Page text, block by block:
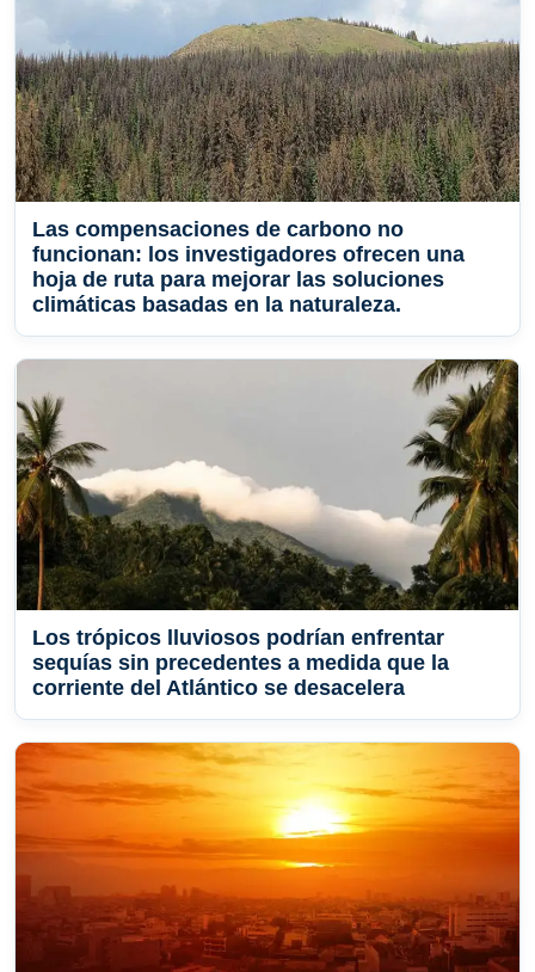
Las compensaciones de carbono no
funcionan: los investigadores ofrecen una
hoja de ruta para mejorar las soluciones
climáticas basadas en la naturaleza.
Los trópicos lluviosos podrían enfrentar
sequías sin precedentes a medida que la
corriente del Atlántico se desacelera